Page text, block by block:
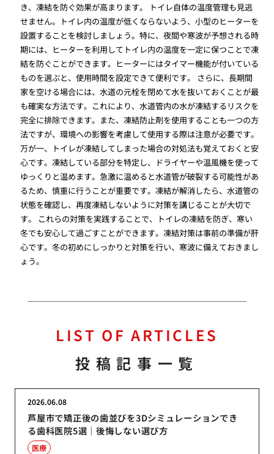
き、凍結を防ぐ効果が高まります。 トイレ自体の温度管理も見逃
せません。トイレ内の温度が低くならないよう、小型のヒーターを
設置することを検討しましょう。特に、夜間や寒波が予想される時
期には、ヒーターを利用してトイレ内の温度を一定に保つことで凍
結を防ぐことができます。ヒーターにはタイマー機能が付いている
ものを選ぶと、使用時間を設定できて便利です。 さらに、長期間
家を空ける場合には、水道の元栓を閉めて水を抜いておくことが最
も確実な方法です。これにより、水道管内の水が凍結するリスクを
完全に排除できます。また、凍結防止剤を使用することも一つの方
法ですが、環境への影響を考慮して使用する際は注意が必要です。
万が一、トイレが凍結してしまった場合の対処法も覚えておくと安
心です。凍結している部分を特定し、ドライヤーや温風機を使って
ゆっくりと温めます。急激に温めると水道管が破裂する可能性があ
るため、慎重に行うことが重要です。凍結が解消したら、水道管の
状態を確認し、再度凍結しないように対策を講じることが大切で
す。 これらの対策を実践することで、トイレの凍結を防ぎ、寒い
冬でも安心して過ごすことができます。凍結対策は事前の準備が肝
心です。冬の初めにしっかりと対策を行い、寒波に備えておきまし
ょう。
LIST OF ARTICLES
投稿記事一覧
芦屋市で矯正後の歯並びを3Dシミュレーションでき
る歯科医院5選｜後悔しない選び方
2026.06.08
医療